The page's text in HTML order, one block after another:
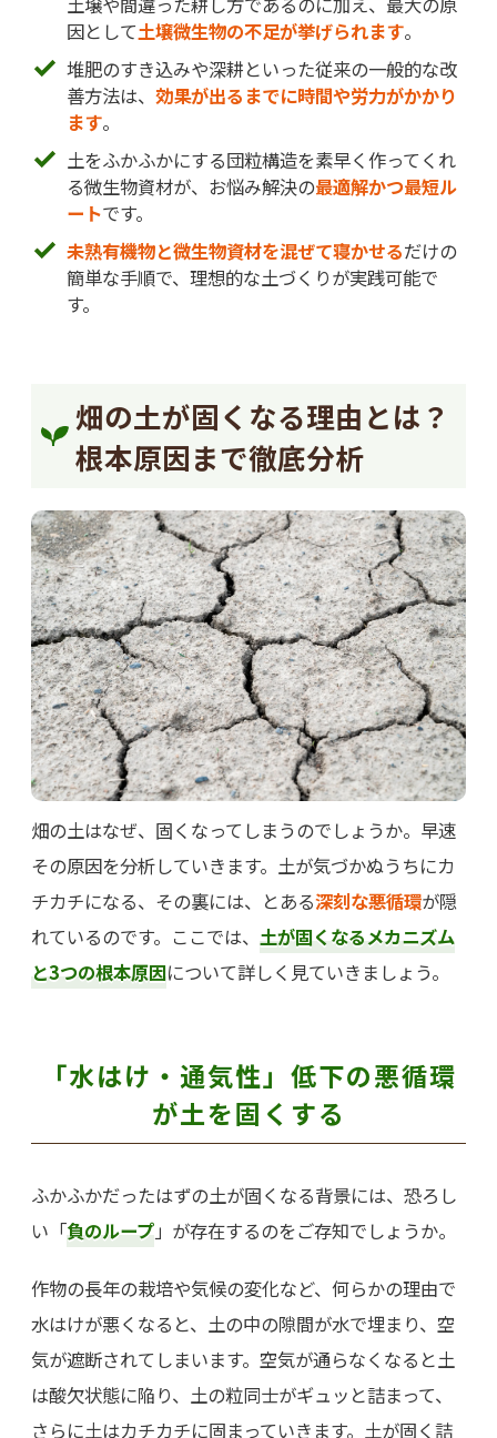
因として土壌微生物の不足が挙げられます。
堆肥のすき込みや深耕といった従来の一般的な改
善方法は、効果が出るまでに時間や労力がかかり
ます。
土をふかふかにする団粒構造を素早く作ってくれ
る微生物資材が、お悩み解決の最適解かつ最短ル
ートです。
未熟有機物と微生物資材を混ぜて寝かせるだけの
簡単な手順で、理想的な土づくりが実践可能で
す。
畑の土が固くなる理由とは？
根本原因まで徹底分析
畑の土はなぜ、固くなってしまうのでしょうか。早速
その原因を分析していきます。土が気づかぬうちにカ
チカチになる、その裏には、とある深刻な悪循環が隠
れているのです。ここでは、 土が固くなるメカニズム
と3つの根本原因について詳しく見ていきましょう。
「水はけ・通気性」低下の悪循環
が土を固くする
ふかふかだったはずの土が固くなる背景には、恐ろし
い「負のループ」が存在するのをご存知でしょうか。
作物の長年の栽培や気候の変化など、何らかの理由で
水はけが悪くなると、土の中の隙間が水で埋まり、空
気が遮断されてしまいます。空気が通らなくなると土
は酸欠状態に陥り、土の粒同士がギュッと詰まって、
さらに土はカチカチに固まっていきます。土が固く詰